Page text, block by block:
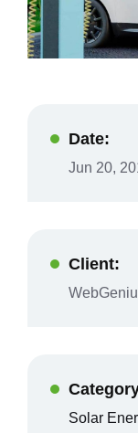
Date:
Jun 20,
Client:
Solar